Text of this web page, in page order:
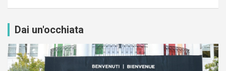
Dai un'occhiata